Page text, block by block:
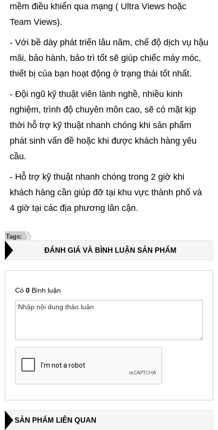
mềm điều khiển qua mạng ( Ultra Views hoặc
Team Views).
- Với bề dày phát triển lâu năm, chế độ dịch vụ hậu
mãi, bảo hành, bảo trì tốt sẽ giúp chiếc máy móc,
thiết bị của bạn hoạt động ở trạng thái tốt nhất.
- Đội ngũ kỹ thuật viên lành nghề, nhiều kinh
nghiệm, trình độ chuyên môn cao, sẽ có mặt kịp
thời hỗ trợ kỹ thuật nhanh chóng khi sản phẩm
phát sinh vấn đề hoặc khi được khách hàng yêu
cầu.
- Hỗ trợ kỹ thuật nhanh chóng trong 2 giờ khi
khách hàng cần giúp đỡ tại khu vực thành phố và
4 giờ tại các địa phương lân cận.
Tags:
ĐÁNH GIÁ VÀ BÌNH LUẬN SẢN PHẨM
Có 0 Bình luận
SẢN PHẨM LIÊN QUAN